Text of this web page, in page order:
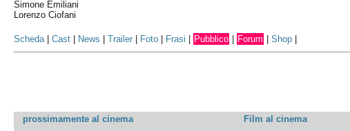
Simone Emiliani
Lorenzo Ciofani
Scheda|Cast News |Trailer Foto Frasi Pubblico Forum |Shop
prossimamente al cinema Film al cinema